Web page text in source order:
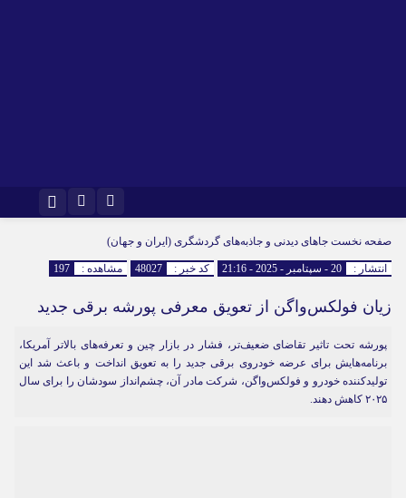
اینستاگرام تلگرام صفحه نخست جاهای دیدنی و جاذبه‌های گردشگری (ایران و جهان)
انتشار : 20 - سپتامبر - 2025 - 21:16 کد خبر : 48027 مشاهده : 197
زیان فولکس‌واگن از تعویق معرفی پورشه برقی جدید
پورشه تحت تاثیر تقاضای ضعیف‌تر، فشار در بازار چین و تعرفه‌های بالاتر آمریکا،
برنامه‌هایش برای عرضه خودروی برقی جدید را به تعویق انداخت و باعث شد این
تولیدکننده خودرو و فولکس‌واگن، شرکت مادر آن، چشم‌انداز سودشان را برای سال
۲۰۲۵ کاهش دهند.